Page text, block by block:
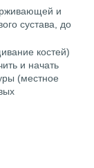
и
сустава, до
костей)
и начать
(местное